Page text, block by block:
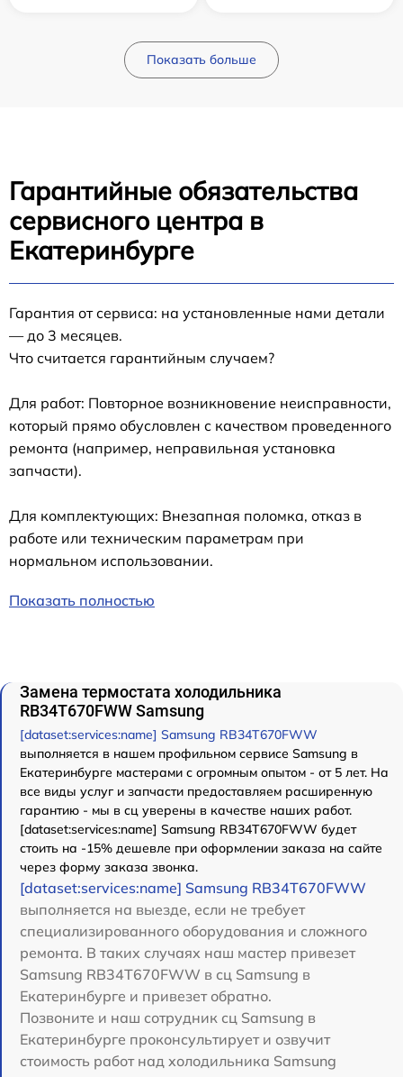
Показать больше
Гарантийные обязательства
сервисного центра в
Екатеринбурге
Гарантия от сервиса: на установленные нами детали
— до 3 месяцев.
Что считается гарантийным случаем?
Для работ: Повторное возникновение неисправности,
который прямо обусловлен с качеством проведенного
ремонта (например, неправильная установка
запчасти).
Для комплектующих: Внезапная поломка, отказ в
работе или техническим параметрам при
нормальном использовании.
Показать полностью
Замена термостата холодильника
RB34T670FWW Samsung
[dataset:services:name] Samsung RB34T670FWW
выполняется в нашем профильном сервисе Samsung в
Екатеринбурге мастерами с огромным опытом - от 5 лет. На
все виды услуг и запчасти предоставляем расширенную
гарантию - мы в сц уверены в качестве наших работ.
[dataset:services:name] Samsung RB34T670FWW будет
стоить на -15% дешевле при оформлении заказа на сайте
через форму заказа звонка.
[dataset:services:name] Samsung RB34T670FWW
выполняется на выезде, если не требует
специализированного оборудования и сложного
ремонта. В таких случаях наш мастер привезет
Samsung RB34T670FWW в сц Samsung в
Екатеринбурге и привезет обратно.
Позвоните и наш сотрудник сц Samsung в
Екатеринбурге проконсультирует и озвучит
стоимость работ над холодильника Samsung